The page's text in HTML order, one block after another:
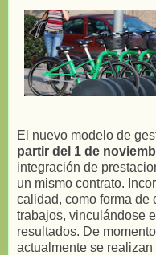
El nuevo modelo de
partir del 1 de
integración de
un mismo contrato.
calidad, como forma de
trabajos, vinculándose
resultados. De
actualmente se